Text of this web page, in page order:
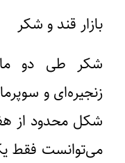
بازار قند و شکر
شکر طی دو
زنجیره‌ای و
شکل محدود از
می‌توانست فقط